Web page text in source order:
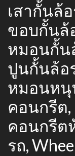
เสากั้นล้
ขอบกั้นล้
หมอนกั้น
ปูนกั้นล้อ
หมอนหนุ
คอนกรีต
คอนกรีต
รถ,